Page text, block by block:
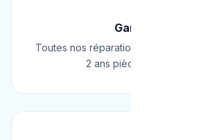
Garantie 2 Ans
Toutes nos réparations et
2 ans pièces et main